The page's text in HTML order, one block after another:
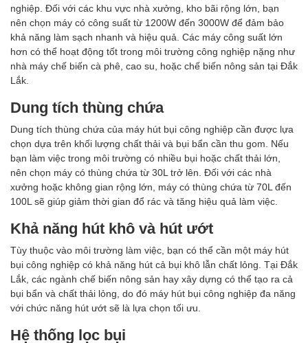
nghiệp. Đối với các khu vực nhà xưởng, kho bãi rộng lớn, bạn
nên chọn máy có công suất từ 1200W đến 3000W để đảm bảo
khả năng làm sạch nhanh và hiệu quả. Các máy công suất lớn
hơn có thể hoạt động tốt trong môi trường công nghiệp nặng như
nhà máy chế biến cà phê, cao su, hoặc chế biến nông sản tại Đắk
Lắk.
Dung tích thùng chứa
Dung tích thùng chứa của máy hút bụi công nghiệp cần được lựa
chọn dựa trên khối lượng chất thải và bụi bẩn cần thu gom. Nếu
bạn làm việc trong môi trường có nhiều bụi hoặc chất thải lớn,
nên chọn máy có thùng chứa từ 30L trở lên. Đối với các nhà
xưởng hoặc không gian rộng lớn, máy có thùng chứa từ 70L đến
100L sẽ giúp giảm thời gian đổ rác và tăng hiệu quả làm việc.
Khả năng hút khô và hút ướt
Tùy thuộc vào môi trường làm việc, bạn có thể cần một máy hút
bụi công nghiệp có khả năng hút cả bụi khô lẫn chất lỏng. Tại Đắk
Lắk, các ngành chế biến nông sản hay xây dựng có thể tạo ra cả
bụi bẩn và chất thải lỏng, do đó máy hút bụi công nghiệp đa năng
với chức năng hút ướt sẽ là lựa chọn tối ưu.
Hệ thống lọc bụi